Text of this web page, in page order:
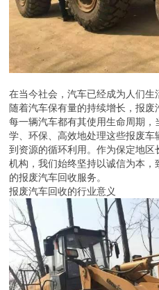
在当今社会，汽车已经成为人们生
随着汽车保有量的持续增长，报废
每一辆汽车都有其使用生命周期
学、环保、高效地处理这些报废
到资源的循环利用。作为保定地
机构，我们始终坚持以诚信为本
的报废汽车回收服务。
报废汽车回收的行业意义